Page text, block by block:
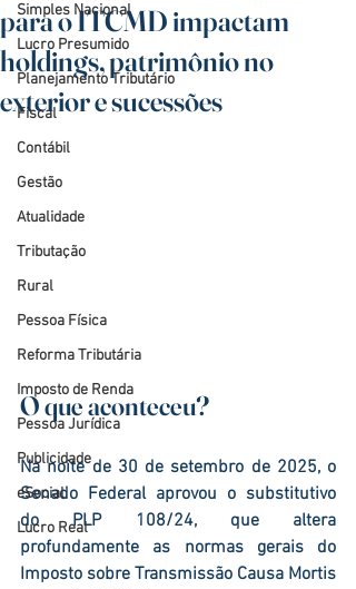
Simples Nacional
Lucro Presumido
Planejamento Tributário
Fiscal
Contábil
Gestão
Atualidade
Tributação
Rural
Pessoa Física
Reforma Tributária
Imposto de Renda
Pessoa Jurídica
Publicidade
eSocial
Lucro Real
para o ITCMD impactam
holdings, patrimônio no
exterior e sucessões
O que aconteceu?
Na noite de 30 de setembro de 2025
Senado Federal aprovou o substitutivo
do PLP 108/24, que altera
Imposto sobre Transmissão Causa Mortis